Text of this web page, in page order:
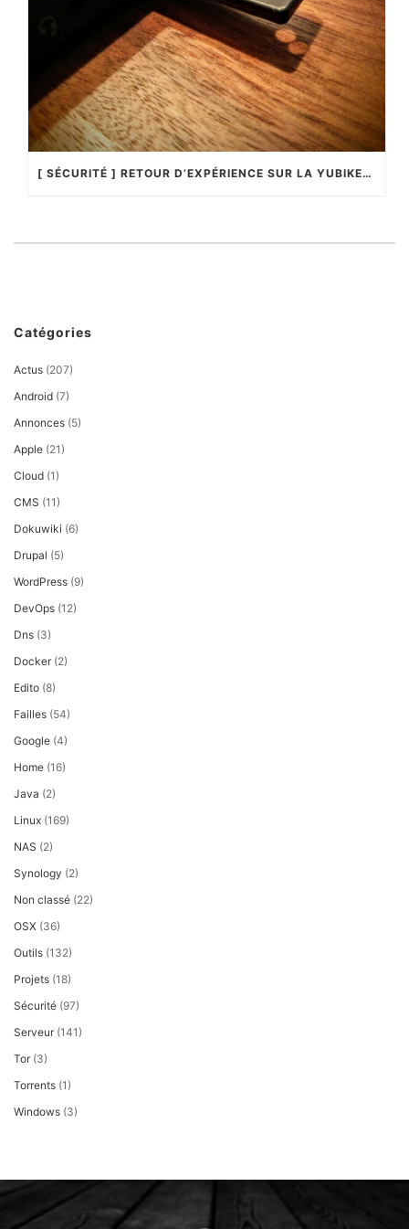
[ SÉCURITÉ ] RETOUR D’EXPÉRIENCE SUR LA YUBIKEY4 !
Catégories
Actus (207)
Android (7)
Annonces (5)
Apple (21)
Cloud (1)
CMS (11)
Dokuwiki (6)
Drupal (5)
WordPress (9)
DevOps (12)
Dns (3)
Docker(2)
Edito (8)
Failles (54)
Google (4)
Home (16)
Java (2)
Linux (169)
NAS (2)
Synology (2)
Non classé (22)
OSX (36)
Outils (132)
Projets (18)
Sécurité (97)
Serveur(141)
Tor(3)
Torrents (1)
Windows (3)